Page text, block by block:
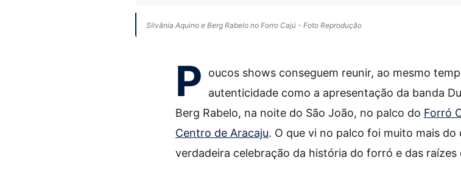
Silvânia Aquino e Berg Rabelo no Forro Cajú - Foto Reprodução
P
oucos shows conseguem reunir, ao mesmo
autenticidade como a apresentação da banda
Berg Rabelo, na noite do São João, no palco do Forró
Centro de Aracaju. O que vi no palco foi muito mais
verdadeira celebração da história do forró e das raízes